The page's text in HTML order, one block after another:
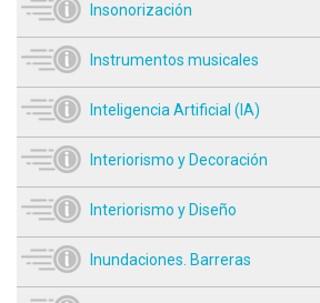
Insonorización
Instrumentos musicales
Inteligencia Artificial (IA)
Interiorismo y Decoración
Interiorismo y Diseño
Inundaciones. Barreras